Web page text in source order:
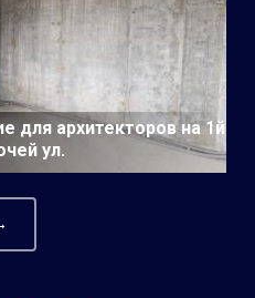
для архитекторов на 1й
ул.